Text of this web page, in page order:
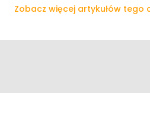
Zobacz więcej artykułów tego